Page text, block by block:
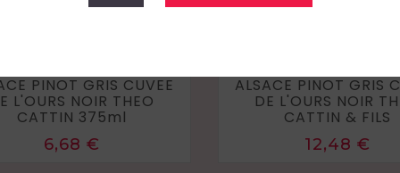
PINOT GRIS CUVEE
L'OURS NOIR THEO
CATTIN 375ml
Prix
6,68 €
ALSACE PINOT GRIS
DE L'OURS NOIR
CATTIN & FILS
Prix
12,48 €